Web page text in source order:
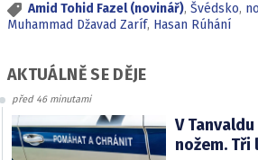
Amid Tohid Fazel (novinář), Švédsko,
Muhammad Džavad Zaríf, Hasan Rúhání
AKTUÁLNĚ SE DĚJE
před 46 minutami
V
nožem. Tři